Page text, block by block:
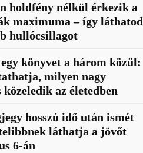
holdfény nélkül érkezik a
maximuma – így láthatod
hullócsillagot
könyvet a három közül:
milyen nagy
közeledik az életedben
hosszú idő után ismét
láthatja a jövőt
6-án